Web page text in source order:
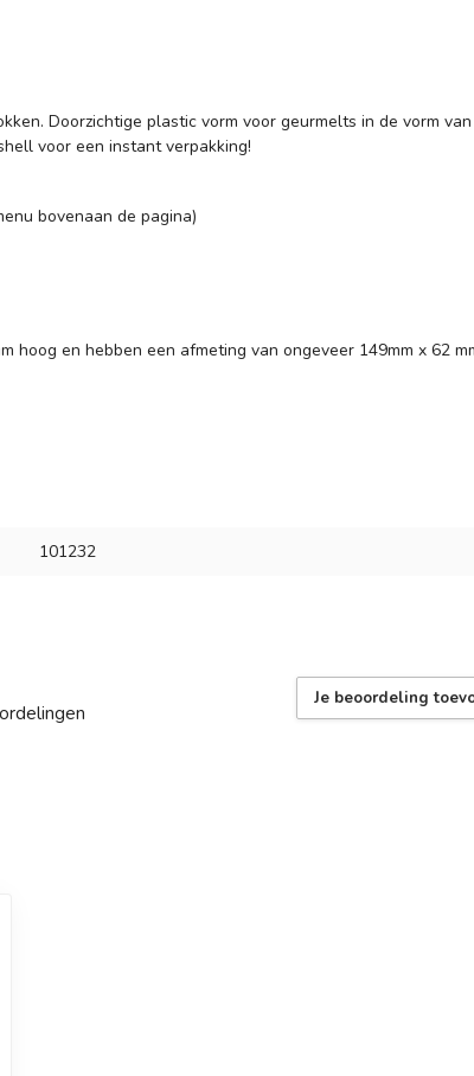
Doorzichtige plastic vorm voor geurmelts in de vorm
voor een instant verpakking!
bovenaan de pagina)
hoog en hebben een afmeting van ongeveer 149mm x 62
101232
Je beoordeling